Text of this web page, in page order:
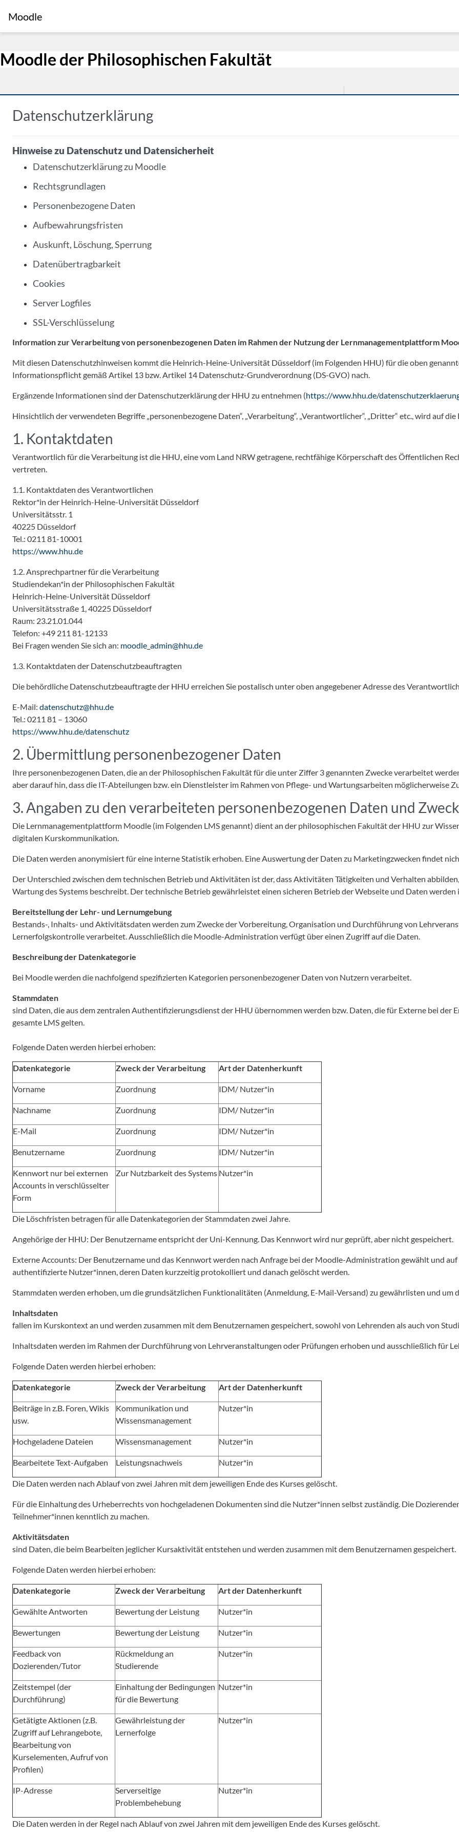
Moodle
Moodle der Philosophischen Fakultät
Datenschutzerklärung
Hinweise zu Datenschutz und Datensicherheit
Datenschutzerklärung zu Moodle
Rechtsgrundlagen
Personenbezogene Daten
Aufbewahrungsfristen
Auskunft, Löschung, Sperrung
Datenübertragbarkeit
Cookies
Server Logfiles
SSL-Verschlüsselung
Information zur Verarbeitung von personenbezogenen Daten im Rahmen der Nutzung der Lernmanagementplattform
Mit diesen Datenschutzhinweisen kommt die Heinrich-Heine-Universität Düsseldorf (im Folgenden HHU) für die oben
Informationspflicht gemäß Artikel 13 bzw. Artikel 14 Datenschutz-Grundverordnung (DS-GVO) nach.
Ergänzende Informationen sind der Datenschutzerklärung der HHU zu entnehmen (https://www.hhu.de/
Hinsichtlich der verwendeten Begriffe „personenbezogene Daten“, „Verarbeitung“, „Verantwortlicher“, „Dritter“ etc., wird auf
1. Kontaktdaten
Verantwortlich für die Verarbeitung ist die HHU, eine vom Land NRW getragene, rechtfähige Körperschaft des Öffentlichen
vertreten.
1.1. Kontaktdaten des Verantwortlichen
Rektor*in der Heinrich-Heine-Universität Düsseldorf
Universitätsstr. 1
40225 Düsseldorf
Tel.: 0211 81-10001
https://www.hhu.de
1.2. Ansprechpartner für die Verarbeitung
Studiendekan*in der Philosophischen Fakultät
Heinrich-Heine-Universität Düsseldorf
Universitätsstraße 1, 40225 Düsseldorf
Raum: 23.21.01.044
Telefon: +49 211 81-12133
Bei Fragen wenden Sie sich an: moodle_admin@hhu.de
1.3. Kontaktdaten der Datenschutzbeauftragten
Die behördliche Datenschutzbeauftragte der HHU erreichen Sie postalisch unter oben angegebener Adresse des
E-Mail: datenschutz@hhu.de
Tel.: 0211 81 – 13060
https://www.hhu.de/datenschutz
2. Übermittlung personenbezogener Daten
Ihre personenbezogenen Daten, die an der Philosophischen Fakultät für die unter Ziffer 3 genannten Zwecke verarbeitet
aber darauf hin, dass die IT-Abteilungen bzw. ein Dienstleister im Rahmen von Pflege- und Wartungsarbeiten möglicherweise
3. Angaben zu den verarbeiteten personenbezogenen Daten und
Die Lernmanagementplattform Moodle (im Folgenden LMS genannt) dient an der philosophischen Fakultät der HHU zur
digitalen Kurskommunikation.
Die Daten werden anonymisiert für eine interne Statistik erhoben. Eine Auswertung der Daten zu Marketingzwecken findet
Der Unterschied zwischen dem technischen Betrieb und Aktivitäten ist der, dass Aktivitäten Tätigkeiten und Verhalten
Wartung des Systems beschreibt. Der technische Betrieb gewährleistet einen sicheren Betrieb der Webseite und Daten
Bereitstellung der Lehr- und Lernumgebung
Bestands-, Inhalts- und Aktivitätsdaten werden zum Zwecke der Vorbereitung, Organisation und Durchführung von
Lernerfolgskontrolle verarbeitet. Ausschließlich die Moodle-Administration verfügt über einen Zugriff auf die Daten.
Beschreibung der Datenkategorie
Bei Moodle werden die nachfolgend spezifizierten Kategorien personenbezogener Daten von Nutzern verarbeitet.
Stammdaten
sind Daten, die aus dem zentralen Authentifizierungsdienst der HHU übernommen werden bzw. Daten, die für Externe bei der
gesamte LMS gelten.
Folgende Daten werden hierbei erhoben:
Datenkategorie Zweck der Verarbeitung Art der Datenherkunft
Vorname Zuordnung IDM/ Nutzer*in
Nachname Zuordnung IDM/ Nutzer*in
E-Mail Zuordnung IDM/ Nutzer*in
Benutzername Zuordnung IDM/ Nutzer*in
Kennwort nur bei externen
Accounts in verschlüsselter
Form
Zur Nutzbarkeit des Systems Nutzer*in
Die Löschfristen betragen für alle Datenkategorien der Stammdaten zwei Jahre.
Angehörige der HHU: Der Benutzername entspricht der Uni-Kennung. Das Kennwort wird nur geprüft, aber nicht gespeichert.
Externe Accounts: Der Benutzername und das Kennwort werden nach Anfrage bei der Moodle-Administration gewählt und
authentifizierte Nutzer*innen, deren Daten kurzzeitig protokolliert und danach gelöscht werden.
Stammdaten werden erhoben, um die grundsätzlichen Funktionalitäten (Anmeldung, E-Mail-Versand) zu gewährlisten und um
Inhaltsdaten
fallen im Kurskontext an und werden zusammen mit dem Benutzernamen gespeichert, sowohl von Lehrenden als auch von
Inhaltsdaten werden im Rahmen der Durchführung von Lehrveranstaltungen oder Prüfungen erhoben und ausschließlich für
Folgende Daten werden hierbei erhoben:
Datenkategorie Zweck der Verarbeitung Art der Datenherkunft
Beiträge in z.B. Foren, Wikis
usw.
Kommunikation und
Wissensmanagement
Nutzer*in
Hochgeladene Dateien Wissensmanagement Nutzer*in
Bearbeitete Text-Aufgaben Leistungsnachweis Nutzer*in
Die Daten werden nach Ablauf von zwei Jahren mit dem jeweiligen Ende des Kurses gelöscht.
Für die Einhaltung des Urheberrechts von hochgeladenen Dokumenten sind die Nutzer*innen selbst zuständig. Die
Teilnehmer*innen kenntlich zu machen.
Aktivitätsdaten
sind Daten, die beim Bearbeiten jeglicher Kursaktivität entstehen und werden zusammen mit dem Benutzernamen gespeichert.
Folgende Daten werden hierbei erhoben:
Datenkategorie Zweck der Verarbeitung Art der Datenherkunft
Gewählte Antworten Bewertung der Leistung Nutzer*in
Bewertungen Bewertung der Leistung Nutzer*in
Feedback von
Dozierenden/Tutor
Rückmeldung an
Studierende
Nutzer*in
Zeitstempel (der
Durchführung)
Einhaltung der Bedingungen
für die Bewertung
Nutzer*in
Getätigte Aktionen (z.B.
Zugriff auf Lehrangebote,
Bearbeitung von
Kurselementen, Aufruf von
Profilen)
Gewährleistung der
Lernerfolge
Nutzer*in
IP-Adresse
Serverseitige
Problembehebung
Nutzer*in
Die Daten werden in der Regel nach Ablauf von zwei Jahren mit dem jeweiligen Ende des Kurses gelöscht.